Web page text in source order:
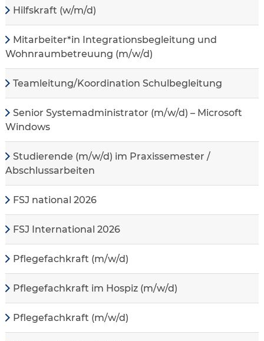
Hilfskraft (w/m/d)
Mitarbeiter*in Integrationsbegleitung und
Wohnraumbetreuung (m/w/d)
Teamleitung/Koordination Schulbegleitung
Senior Systemadministrator (m/w/d) – Microsoft
Windows
Studierende (m/w/d) im Praxissemester /
Abschlussarbeiten
FSJ national 2026
FSJ International 2026
Pflegefachkraft (m/w/d)
Pflegefachkraft im Hospiz (m/w/d)
Pflegefachkraft (m/w/d)